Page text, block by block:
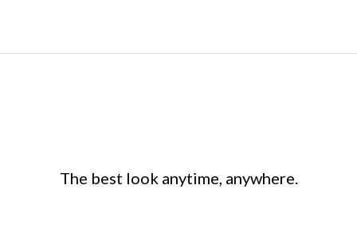
The best look anytime, anywhere.